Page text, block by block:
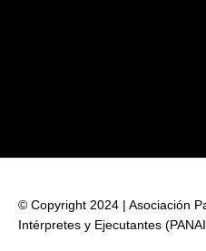
© Copyright 2024 | Asociación
Intérpretes y Ejecutantes